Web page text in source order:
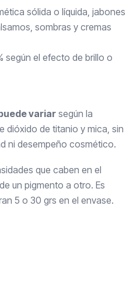
sólida o líquida, jabones
sombras y cremas
según el efecto de brillo o
variarsegún la
dióxido de titanio y mica, sin
ni desempeño cosmético.
que caben en el
un pigmento a otro. Es
5 o 30 grs en el envase.